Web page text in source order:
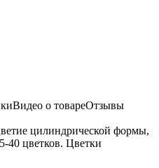
Видео о товареОтзывы
цилиндрической формы,
40 цветков. Цветки